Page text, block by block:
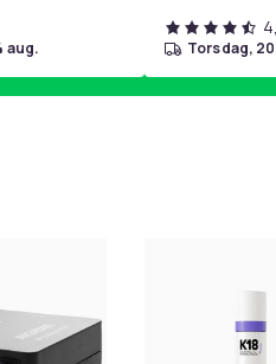
aug. torsdag,